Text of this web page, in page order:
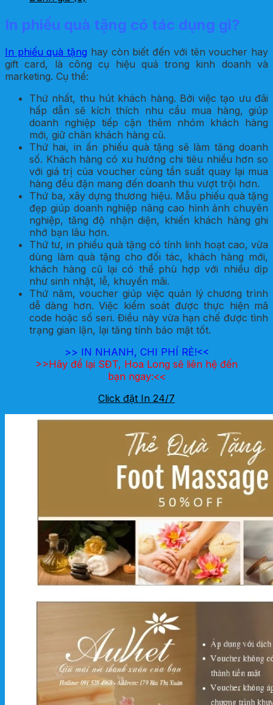
Bước 2: Tư vấn và báo giá
Bước 3: Thiết kế mẫu
Bước 4: In ấn sản xuất và gia công
hoàn thiện
Bước 5: Kiểm tra và giao hàng
Lý do khách hàng đặt in phiếu quà tặng ở
In Hoa Long
In phiếu quà tặng có tác dụng gì?
In phiếu quà tặng hay còn biết đến với tên voucher hay
gift card, là công cụ hiệu quả trong kinh doanh và
marketing. Cụ thể:
Thứ nhất, thu hút khách hàng. Bởi việc tạo ưu đãi
hấp dẫn sẽ kích thích nhu cầu mua hàng, giúp
doanh nghiệp tiếp cận thêm nhóm khách hàng
mới, giữ chân khách hàng cũ.
Thứ hai, in ấn phiếu quà tặng sẽ làm tăng doanh
số. Khách hàng có xu hướng chi tiêu nhiều hơn so
với giá trị của voucher cùng tần suất quay lại mua
hàng đều đặn mang đến doanh thu vượt trội hơn.
Thứ ba, xây dựng thương hiệu. Mẫu phiếu quà tặng
đẹp giúp doanh nghiệp nâng cao hình ảnh chuyên
nghiệp, tăng độ nhận diện, khiến khách hàng ghi
nhớ bạn lâu hơn.
Thứ tư, in phiếu quà tặng có tính linh hoạt cao, vừa
dùng làm quà tặng cho đối tác, khách hàng mới,
khách hàng cũ lại có thể phù hợp với nhiều dịp
như sinh nhật, lễ, khuyến mãi.
Thứ năm, voucher giúp việc quản lý chương trình
dễ dàng hơn. Việc kiểm soát được thực hiện mã
code hoặc số seri. Điều này vừa hạn chế được tình
trạng gian lận, lại tăng tính bảo mật tốt.
>> IN NHANH, CHI PHÍ RẺ!<<
>>Hãy để lại SĐT, Hoa Long sẽ liên hệ đến
bạn ngay:<<
Click đặt In 24/7